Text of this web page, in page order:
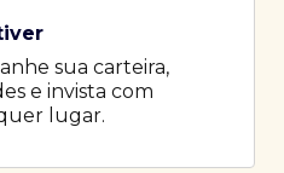
sua carteira,
e invista com
lugar.